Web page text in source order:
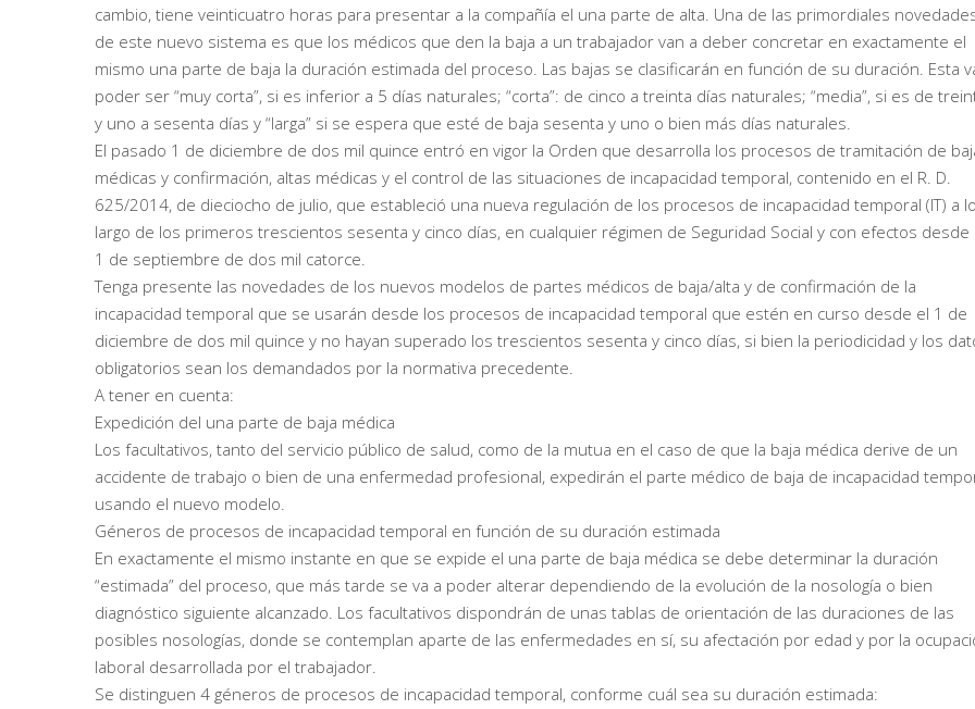
cambio, tiene veinticuatro horas para presentar a la compañía el una parte de alta. Una de las primordiales
de este nuevo sistema es que los médicos que den la baja a un trabajador van a deber concretar en exactamente el
mismo una parte de baja la duración estimada del proceso. Las bajas se clasificarán en función de su duración. Esta
poder ser “muy corta”, si es inferior a 5 días naturales; “corta”: de cinco a treinta días naturales; “media”, si es de
y uno a sesenta días y “larga” si se espera que esté de baja sesenta y uno o bien más días naturales.
El pasado 1 de diciembre de dos mil quince entró en vigor la Orden que desarrolla los procesos de tramitación de
médicas y confirmación, altas médicas y el control de las situaciones de incapacidad temporal, contenido en el R. D.
625/2014, de dieciocho de julio, que estableció una nueva regulación de los procesos de incapacidad temporal (IT) a lo
largo de los primeros trescientos sesenta y cinco días, en cualquier régimen de Seguridad Social y con efectos desde
1 de septiembre de dos mil catorce.
Tenga presente las novedades de los nuevos modelos de partes médicos de baja/alta y de confirmación de la
incapacidad temporal que se usarán desde los procesos de incapacidad temporal que estén en curso desde el 1 de
diciembre de dos mil quince y no hayan superado los trescientos sesenta y cinco días, si bien la periodicidad y los
obligatorios sean los demandados por la normativa precedente.
A tener en cuenta:
Expedición del una parte de baja médica
Los facultativos, tanto del servicio público de salud, como de la mutua en el caso de que la baja médica derive de un
accidente de trabajo o bien de una enfermedad profesional, expedirán el parte médico de baja de incapacidad
usando el nuevo modelo.
Géneros de procesos de incapacidad temporal en función de su duración estimada
En exactamente el mismo instante en que se expide el una parte de baja médica se debe determinar la duración
“estimada” del proceso, que más tarde se va a poder alterar dependiendo de la evolución de la nosología o bien
diagnóstico siguiente alcanzado. Los facultativos dispondrán de unas tablas de orientación de las duraciones de las
posibles nosologías, donde se contemplan aparte de las enfermedades en sí, su afectación por edad y por la
laboral desarrollada por el trabajador.
Se distinguen 4 géneros de procesos de incapacidad temporal, conforme cuál sea su duración estimada: